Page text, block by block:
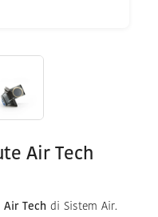
Air Tech
Techdi Sistem Air.